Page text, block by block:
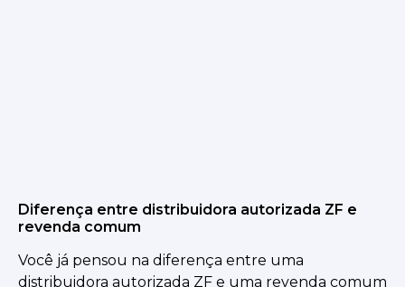
Diferença entre distribuidora autorizada ZF e
revenda comum
Você já pensou na diferença entre uma
distribuidora autorizada ZF e uma revenda comum